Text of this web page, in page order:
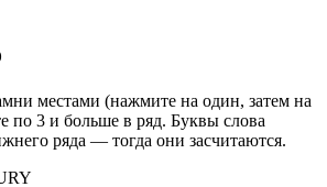
местами (нажмите на один, затем на
по 3 и больше в ряд. Буквы слова
ряда — тогда они засчитаются.
RY